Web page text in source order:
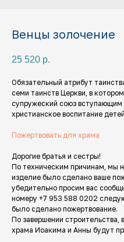
Венцы золочение
25 520 р.
Обязательный атрибут
семи таинств Церкви, в
супружеский союз вступающим
христианское воспитание
Пожертвовать для храма
Дорогие братья и сестры!
По техническим причинам, мы
изделие было сделано ваше
убедительно просим вас
номеру +7 953 588 0202
было сделано пожертвование.
По завершении строительства,
храма Иоакима и Анны будут